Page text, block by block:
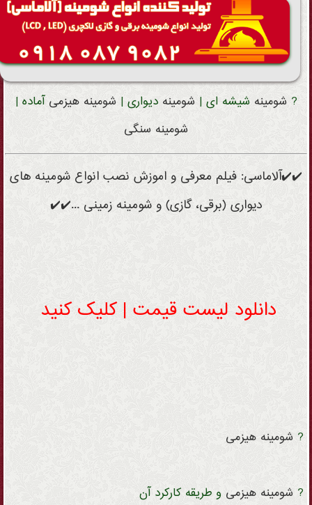
? شومینه شیشه ای | شومینه دیواری | شومینه هیزمی آماده |
شومینه سنگی
✔️✔️آلاماسی: فیلم معرفی و اموزش نصب انواع شومینه های
دیواری (برقی، گازی) و شومینه زمینی ...✔️✔️
دانلود لیست قیمت | کلیک کنید
? شومینه هیزمی
? شومینه هیزمی و طریقه کارکرد آن